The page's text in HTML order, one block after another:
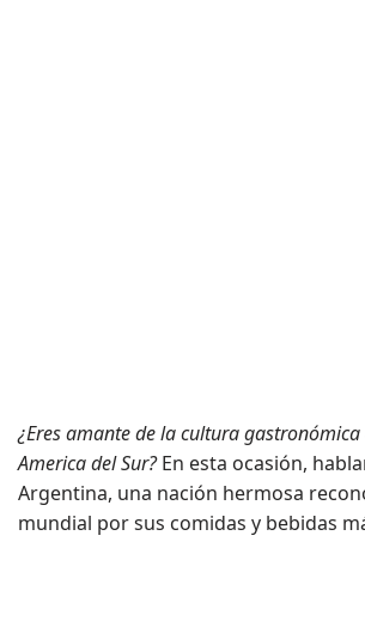
¿Eres amante de la cultura gastronómica
America del Sur?En esta ocasión,
Argentina, una nación hermosa
mundial por sus comidas y bebidas